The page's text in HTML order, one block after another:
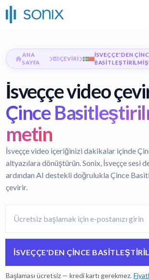
ANA
SAYFA
ÇEVIRI
İSVEÇÇE'DEN
İsveççe video
Çince
metin
İsveççe video içeriğinizi dakikalar içinde
altyazılara dönüştürün. Sonix, İsveççe sesi
ardından AI destekli doğrulukla Çince
çevirir.
İSVEÇÇE'DEN ÇINCE
Başlaması ücretsiz — kredi kartı gerekmez.